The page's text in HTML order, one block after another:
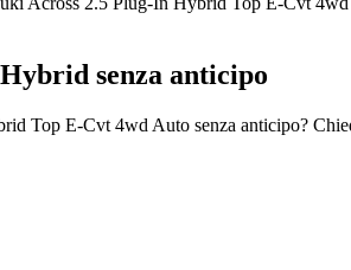
senza anticipo
Top E-Cvt 4wd Auto senza anticipo?